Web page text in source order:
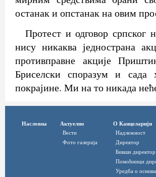
останак и опстанак на овим
Протест и одговор српског
нису никаква једнострана
противправне акције
Бриселски споразум и сада
покрајине. Ми на то никада
Насловна Актуелно
Вести
Фото галерија
О Канцеларији
Надлежност
Директор
Бивши директор
Помоћници
Уредба о